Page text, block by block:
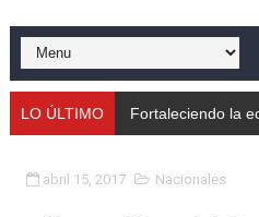
Iniciación al yoga reúne a
Mincomunas impulsa el
LO ÚLTIMO Fortaleciendo la economía comunal
abril 15, 2017 Nacionales